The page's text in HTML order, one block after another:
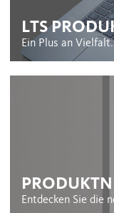
LTS
Ein Plus an Vielfalt.
Entdecken Sie die